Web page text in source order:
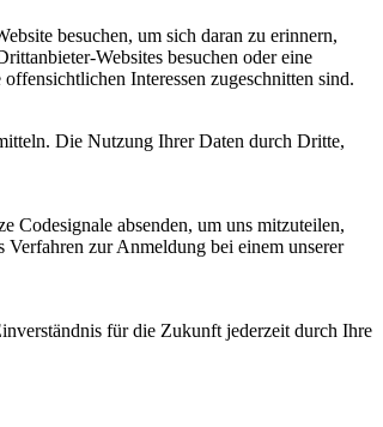
besuchen, um sich daran zu erinnern,
Websites besuchen oder eine
Interessen zugeschnitten sind.
Die Nutzung Ihrer Daten durch Dritte,
Codesignale absenden, um uns mitzuteilen,
Verfahren zur Anmeldung bei einem unserer
für die Zukunft jederzeit durch Ihre